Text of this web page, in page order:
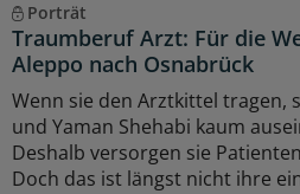
Porträt
Traumberuf Arzt: Für die
Aleppo nach Osnabrück
Wenn sie den Arztkittel tragen,
und Yaman Shehabi kaum
Deshalb versorgen sie
Doch das ist längst nicht ihre